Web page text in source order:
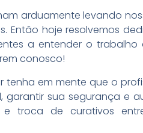
arduamente levando
Então hoje resolvemos
a entender o trabalho
conosco!
em mente que o
sua segurança e
troca de curativos